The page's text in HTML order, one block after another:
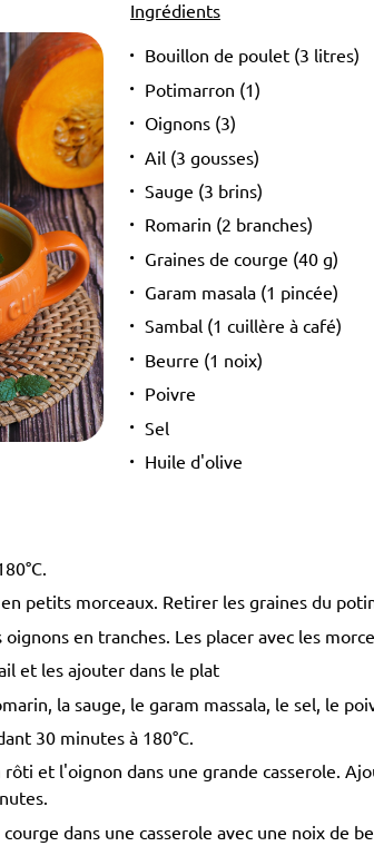
Ingrédients
Bouillon de poulet (3 litres)
Potimarron (1)
Oignons (3)
Ail (3 gousses)
Sauge (3 brins)
Romarin (2 branches)
Graines de courge (40 g)
Garam masala (1 pincée)
Sambal (1 cuillère à café)
Beurre (1 noix)
Poivre
Sel
Huile d'olive
petits morceaux. Retirer les graines du
en tranches. Les placer avec les
et les ajouter dans le plat
la sauge, le garam massala, le sel, le
30 minutes à 180°C.
et l'oignon dans une grande casserole.
dans une casserole avec une noix de